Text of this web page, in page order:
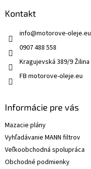
Kontakt
info@motorove-oleje.eu
0907 488 558
Kragujevská 389/9 Žilina
FB motorove-oleje.eu
Informácie pre vás
Mazacie plány
Vyhľadávanie MANN filtrov
Veľkoobchodná spolupráca
Obchodné podmienky